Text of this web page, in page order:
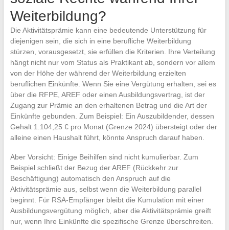
Weiterbildung?
Die Aktivitätsprämie kann eine bedeutende Unterstützung für
diejenigen sein, die sich in eine berufliche Weiterbildung
stürzen, vorausgesetzt, sie erfüllen die Kriterien. Ihre Verteilung
hängt nicht nur vom Status als Praktikant ab, sondern vor allem
von der Höhe der während der Weiterbildung erzielten
beruflichen Einkünfte. Wenn Sie eine Vergütung erhalten, sei es
über die RFPE, AREF oder einen Ausbildungsvertrag, ist der
Zugang zur Prämie an den erhaltenen Betrag und die Art der
Einkünfte gebunden. Zum Beispiel: Ein Auszubildender, dessen
Gehalt 1.104,25 € pro Monat (Grenze 2024) übersteigt oder der
alleine einen Haushalt führt, könnte Anspruch darauf haben.
Aber Vorsicht: Einige Beihilfen sind nicht kumulierbar. Zum
Beispiel schließt der Bezug der AREF (Rückkehr zur
Beschäftigung) automatisch den Anspruch auf die
Aktivitätsprämie aus, selbst wenn die Weiterbildung parallel
beginnt. Für RSA-Empfänger bleibt die Kumulation mit einer
Ausbildungsvergütung möglich, aber die Aktivitätsprämie greift
nur, wenn Ihre Einkünfte die spezifische Grenze überschreiten.